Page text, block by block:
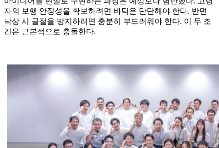
자의 보행 안정성을 확보하려면 바닥은 단단해야 한다. 반면
낙상 시 골절을 방지하려면 충분히 부드러워야 한다. 이 두 조
건은 근본적으로 충돌한다.